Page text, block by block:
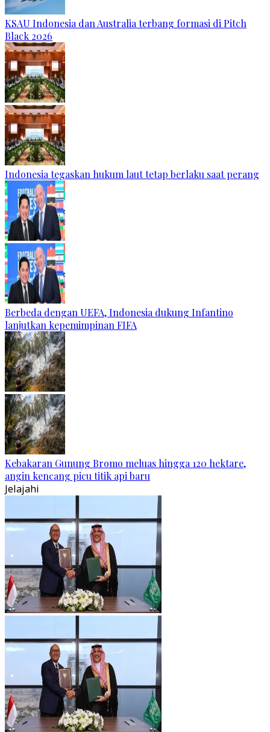
KSAU Indonesia dan Australia terbang formasi di Pitch
Black 2026
Indonesia tegaskan hukum laut tetap berlaku saat perang
Berbeda dengan UEFA, Indonesia dukung Infantino
lanjutkan kepemimpinan FIFA
Kebakaran Gunung Bromo meluas hingga 120 hektare,
angin kencang picu titik api baru
Jelajahi